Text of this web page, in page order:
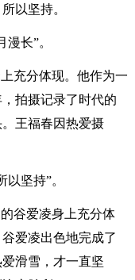
以坚持。
长”。
充分体现。他作为一
拍摄记录了时代的
王福春因热爱摄
坚持”。
谷爱凌身上充分体
爱凌出色地完成了
滑雪，才一直坚